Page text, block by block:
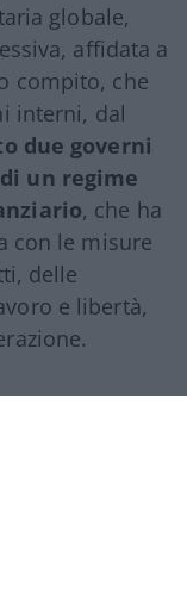
globale,
affidata a
compito, che
interni, dal
due governi
un regime
, che ha
con le misure
delle
e libertà,